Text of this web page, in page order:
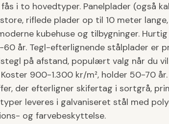
i to hovedtyper. Panelplader (også
riflede plader op til 10 meter
kubehuse og tilbygninger.
60 år. Tegl-efterlignende stålplader er
på afstand, populært valg når du
900-1.300 kr/m², holder 50-70
der efterligner skifertag i sortgrå,
leveres i galvaniseret stål med
og farvebeskyttelse.